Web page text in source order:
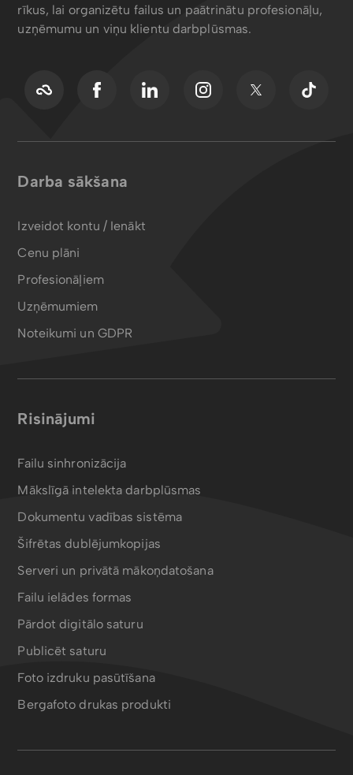
rīkus, lai organizētu failus un paātrinātu profesionāļu,
uzņēmumu un viņu klientu darbplūsmas.
Darba sākšana
Izveidot kontu / Ienākt
Cenu plāni
Profesionāļiem
Uzņēmumiem
Noteikumi un GDPR
Risinājumi
Failu sinhronizācija
Mākslīgā intelekta darbplūsmas
Dokumentu vadības sistēma
Šifrētas dublējumkopijas
Serveri un privātā mākoņdatošana
Failu ielādes formas
Pārdot digitālo saturu
Publicēt saturu
Foto izdruku pasūtīšana
Bergafoto drukas produkti